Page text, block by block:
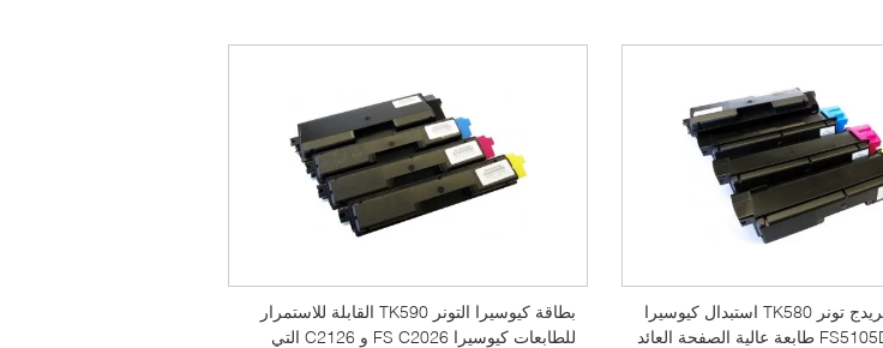
بطاقة كيوسيرا التونر TK590 القابلة للاستمرار
للطابعات كيوسيرا FS C2026 و C2126 التي
كيوسيرا كارتريدج تونر TK580 استبدال كيوسيرا
FS5105DN 5205DN طابعة عالية الصفحة العائد